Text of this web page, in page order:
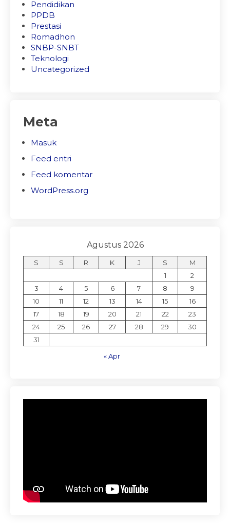
Pendidikan
PPDB
Prestasi
Romadhon
SNBP-SNBT
Teknologi
Uncategorized
Meta
Masuk
Feed entri
Feed komentar
WordPress.org
Agustus 2026
S S R K J S
M
1
2
3
4 5 6 7 8
9
10
11 12 13 14 15
16
17
18 19 20 21 22
23
24
25 26 27 28 29
30
31
« Apr